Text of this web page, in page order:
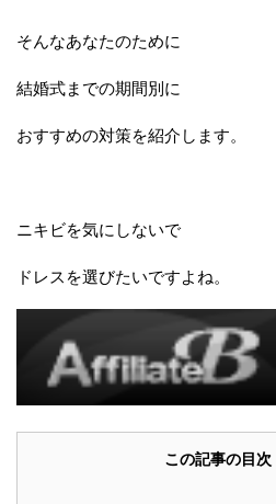
そんなあなたのために
結婚式までの期間別に
おすすめの対策を紹介します。
ニキビを気にしないで
ドレスを選びたいですよね。
この記事の目次